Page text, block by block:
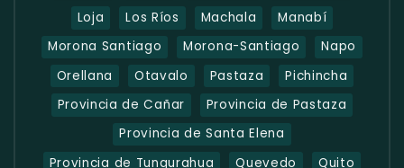
Loja
Los Ríos Machala
Manabí
Morona Santiago
Morona-Santiago
Napo
Orellana
Otavalo Pastaza
Pichincha
Provincia de Cañar
Provincia de Pastaza
Provincia de Santa Elena
Provincia de Tungurahua
Quevedo
Quito